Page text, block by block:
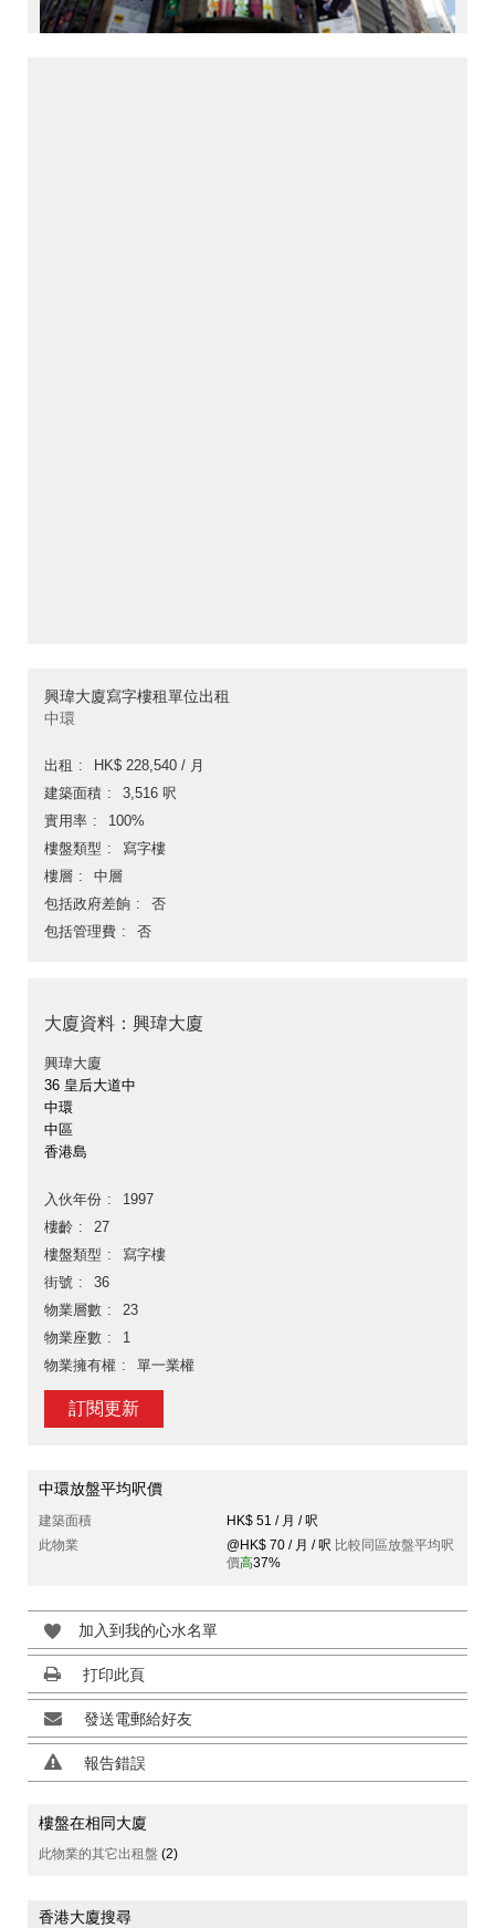
興瑋大廈寫字樓租單位出租
中環
出租
HK$ 228,540 / 月
建築面積
3,516 呎
實用率
100%
樓盤類型
寫字樓
樓層
中層
包括政府差餉
否
包括管理費
否
大廈資料：興瑋大廈
興瑋大廈
36 皇后大道中
中環
中區
香港島
入伙年份
1997
樓齡
27
樓盤類型
寫字樓
街號
36
物業層數
23
物業座數
1
物業擁有權
單一業權
訂閱更新
中環放盤平均呎價
建築面積
HK$ 51 / 月 / 呎
此物業
@HK$ 70 / 月 / 呎 比較同區放盤平均呎
價高37%
加入到我的心水名單
打印此頁
發送電郵給好友
報告錯誤
樓盤在相同大廈
此物業的其它出租盤 (2)
香港大廈搜尋